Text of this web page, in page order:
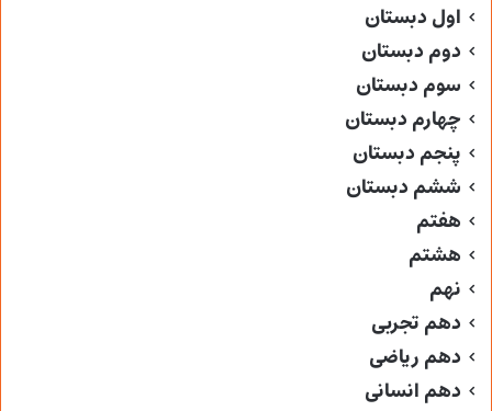
اول دبستان
دوم دبستان
سوم دبستان
چهارم دبستان
پنجم دبستان
ششم دبستان
هفتم
هشتم
نهم
دهم تجربی
دهم ریاضی
دهم انسانی